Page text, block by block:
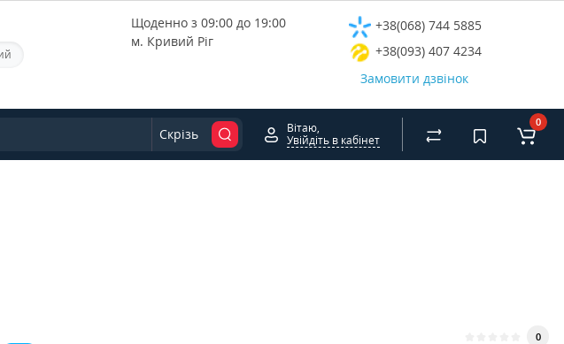
Щоденно з 09:00 до 19:00
м. Кривий Ріг
+38(068) 744 5885
+38(093) 407 4234
Замовити дзвінок
Скрізь
Вітаю,
Увійдіть в кабінет
0
0